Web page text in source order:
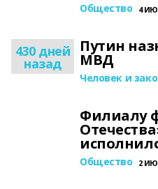
Общество 4
430 дней
назад
Путин
МВД
Человек и
Филиалу
Общество 2